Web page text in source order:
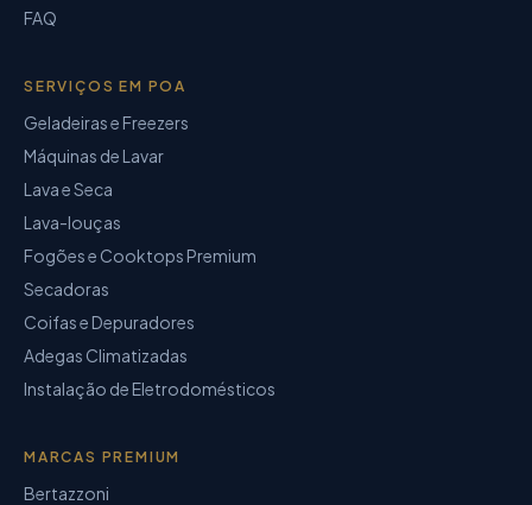
FAQ
SERVIÇOS EM POA
Geladeiras e Freezers
Máquinas de Lavar
Lava e Seca
Lava-louças
Fogões e Cooktops Premium
Secadoras
Coifas e Depuradores
Adegas Climatizadas
Instalação de Eletrodomésticos
MARCAS PREMIUM
Bertazzoni